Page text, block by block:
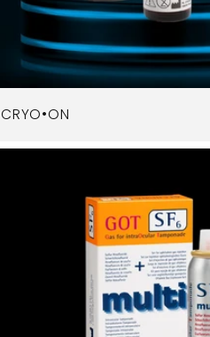
CRYO•ON